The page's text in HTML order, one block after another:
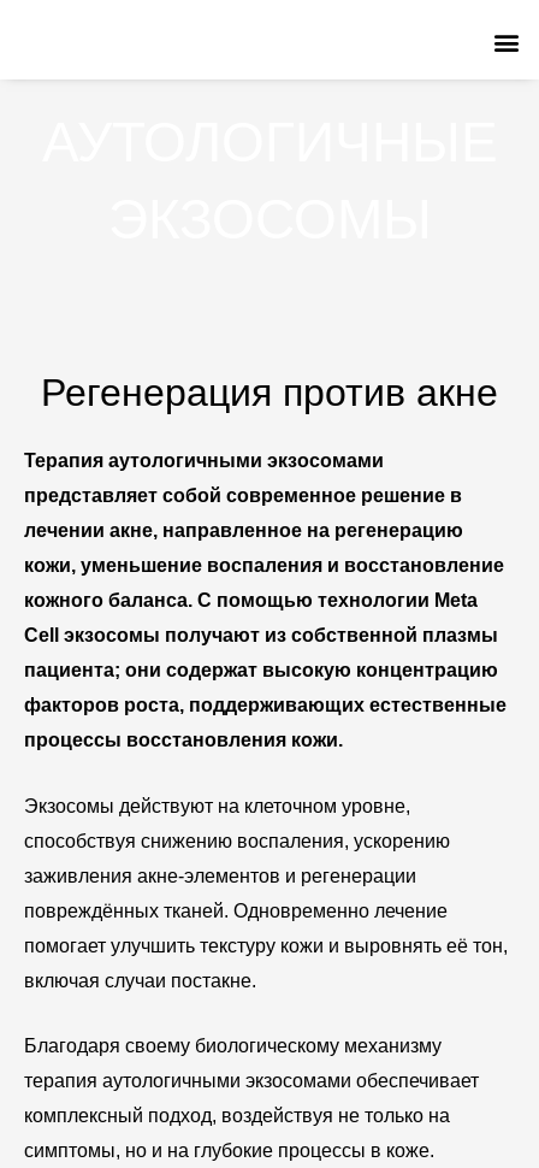
содержимому
Регенерация против акне
Терапия аутологичными экзосомами
представляет собой современное решение в
лечении акне, направленное на регенерацию
кожи, уменьшение воспаления и восстановление
кожного баланса. С помощью технологии Meta
Cell экзосомы получают из собственной плазмы
пациента; они содержат высокую концентрацию
факторов роста, поддерживающих естественные
процессы восстановления кожи.
Экзосомы действуют на клеточном уровне,
способствуя снижению воспаления, ускорению
заживления акне-элементов и регенерации
повреждённых тканей. Одновременно лечение
помогает улучшить текстуру кожи и выровнять её тон,
включая случаи постакне.
Благодаря своему биологическому механизму
терапия аутологичными экзосомами обеспечивает
комплексный подход, воздействуя не только на
симптомы, но и на глубокие процессы в коже.